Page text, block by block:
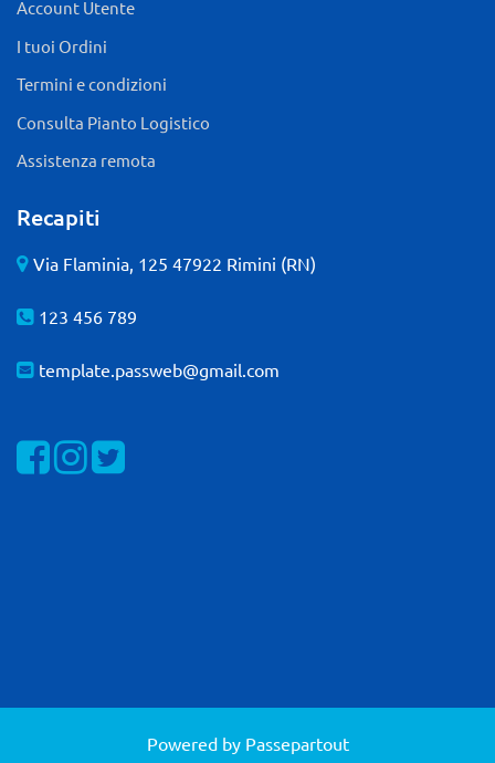
Account Utente
I tuoi Ordini
Termini e condizioni
Consulta Pianto Logistico
Assistenza remota
Recapiti
Via Flaminia, 125 47922 Rimini (RN)
123 456 789
template.passweb@gmail.com
Visualizza la nostra pagina Facebook
Visualizza il nostro profilo Instagram
Visualizza il nostro profilo Twitter
Powered by Passepartout